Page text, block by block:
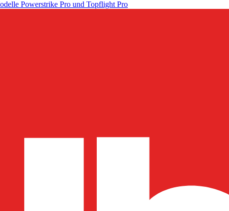
Powerstrike Pro und Topflight Pro